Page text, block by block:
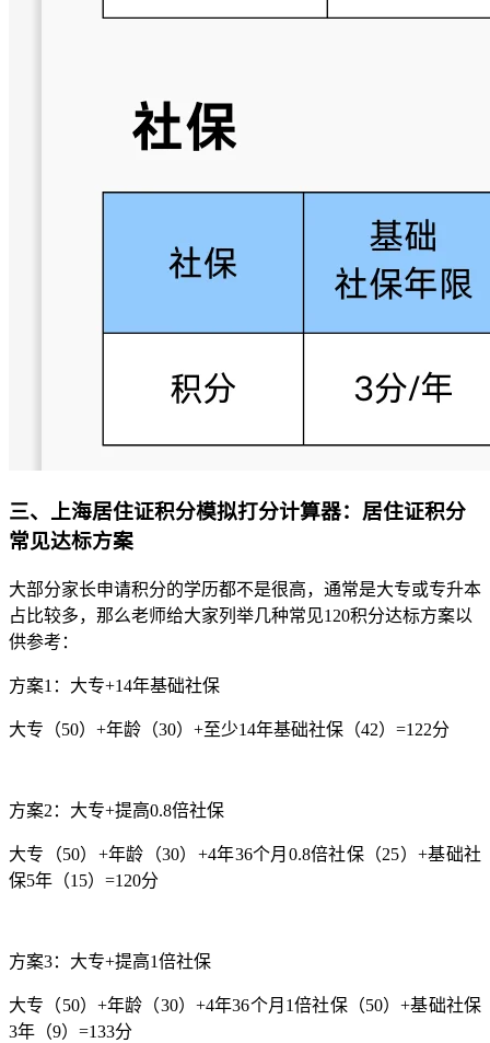
三、 上海居住证积分模拟打分计算器： 居住证积分
常见达标方案
大部分家长申请积分的学历都不是很高，通常是大专或专升本
占比较多，那么老师给大家列举几种常见120积分达标方案以
供参考：
方案1：大专+14年基础社保
大专（50）+年龄（30）+至少14年基础社保（42）=122分
方案2：大专+提高0.8倍社保
大专（50）+年龄（30）+4年36个月0.8倍社保（25）+基础社
保5年（15）=120分
方案3：大专+提高1倍社保
大专（50）+年龄（30）+4年36个月1倍社保（50）+基础社保
3年（9）=133分